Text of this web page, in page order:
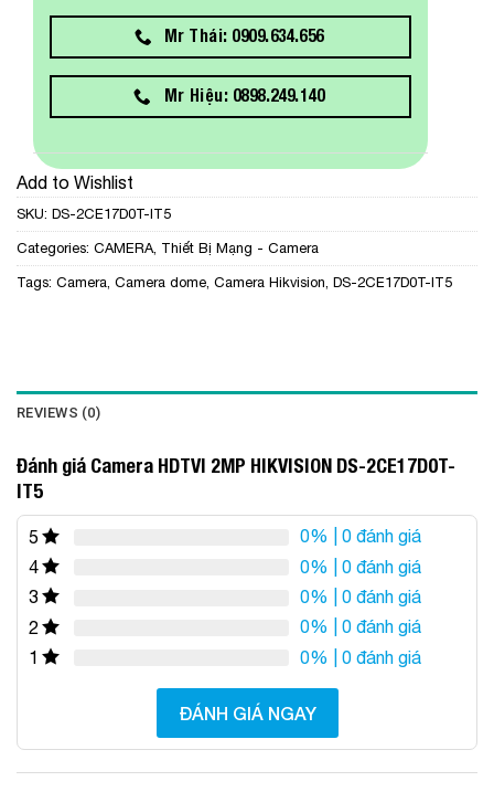
Mr Thái: 0909.634.656
Mr Hiệu: 0898.249.140
Add to Wishlist
SKU: DS-2CE17D0T-IT5
Categories: CAMERA Thiết Bị Mạng - Camera
Tags: Camera Camera dome Camera Hikvision DS-2CE17D0T-IT5
REVIEWS (0)
Đánh giá Camera HDTVI 2MP HIKVISION DS-2CE17D0T-
IT5
5 0% | 0 đánh giá
4
0% | 0 đánh giá
3
0% | 0 đánh giá
2
0% | 0 đánh giá
1
0% | 0 đánh giá
ĐÁNH GIÁ NGAY